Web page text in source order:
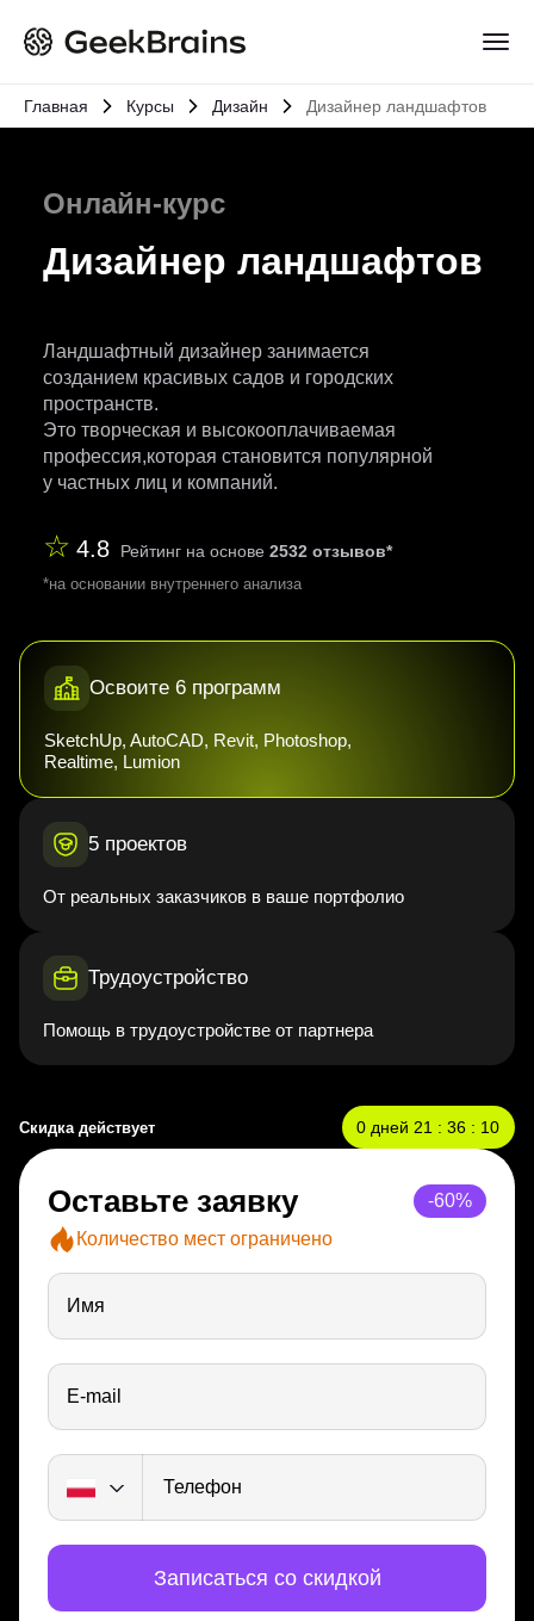
Главная Курсы Дизайн Дизайнер ландшафтов
Онлайн-курс
Дизайнер ландшафтов
Ландшафтный дизайнер занимается
созданием красивых садов и городских
пространств.
Это творческая и высокооплачиваемая
профессия,которая становится популярной
у частных лиц и компаний.
☆ 4.8 Рейтинг на основе 2532 отзывов*
*на основании внутреннего анализа
Освоите 6 программ
SketchUp, AutoCAD, Revit, Photoshop,
Realtime, Lumion
5 проектов
От реальных заказчиков в ваше портфолио
Трудоустройство
Помощь в трудоустройстве от партнера
Скидка действует 0 дней 21 : 36 : 09
Оставьте заявку
-60%
Количество мест ограничено
Имя
E-mail
Телефон
Записаться со скидкой